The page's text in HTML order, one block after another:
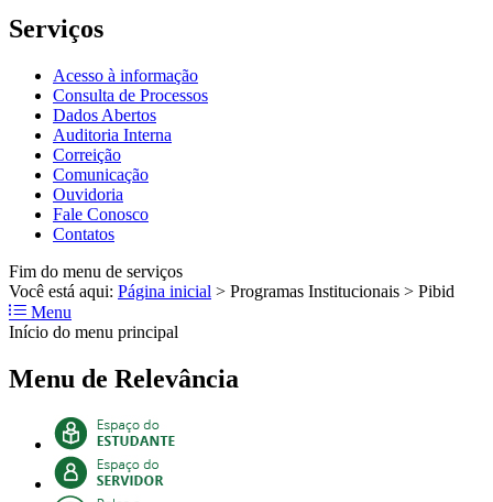
Serviços
Acesso à informação
Consulta de Processos
Dados Abertos
Auditoria Interna
Correição
Comunicação
Ouvidoria
Fale Conosco
Contatos
Fim do menu de serviços
Você está aqui: Página inicial > Programas Institucionais > Pibid
Menu
Início do menu principal
Menu de Relevância